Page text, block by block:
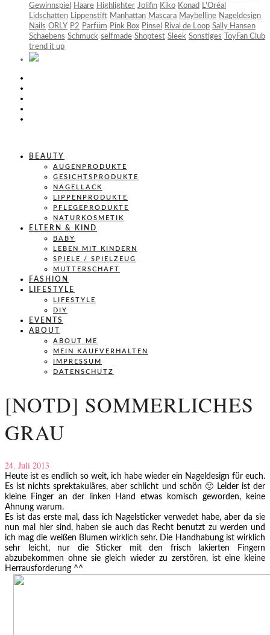
Gewinnspiel
Haare Highlighter Jolifin Kiko Konad L'Oréal
Lidschatten Lippenstift Manhattan Mascara Maybelline Nageldesign
Nails ORLY P2 Parfüm Pink Box Pinsel Rival de Loop Sally Hansen
Schaebens Schmuck selfmade Shoptest Sleek Sonstiges
ToyFan Club
trend it up
BEAUTY
AUGENPRODUKTE
GESICHTSPRODUKTE
NAGELLACK
LIPPENPRODUKTE
PFLEGEPRODUKTE
NATURKOSMETIK
ELTERN & KIND
BABY
LEBEN MIT KINDERN
SPIELE / SPIELZEUG
MUTTERSCHAFT
FASHION
LIFESTYLE
LIFESTYLE
DIY
EVENTS
ABOUT
ABOUT ME
MEIN KAUFVERHALTEN
IMPRESSUM
DATENSCHUTZ
[NOTD] SOMMERLICHES
GRAU
24. Juli 2013
Heute ist es endlich so weit, ich habe wieder ein Nageldesign für euch.
Es ist nichts sprektakuläres, aber schlicht und schön 🙂 Leider ist der
kleine Finger an der linken Hand etwas komisch geworden, keine
Ahnung warum.
Es ist das erste mal, dass ich Nagelsticker verwedet habe, aber da sie
nun mal hier sind, haben sie auch das Recht benutzt zu werden und
ich mag die weißen Blumen wirklich sehr. Die Handhabung ist wirklich
sehr leicht, nur die Sticker mit den frisch lakierten Fingern
abzubekommen ohne sie gleich wieder zu zerstören, ist eine kleine
Herrausforderung ^^